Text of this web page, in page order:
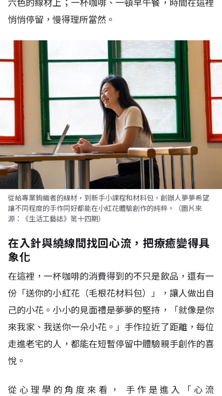
六色的線材上；一杯咖啡、一頓早午餐，時間在這裡
悄悄停留，慢得理所當然。
從給專業鉤織者的線材，到新手小課程和材料包，創辦人夢夢希望
讓不同程度的手作同好都能在小紅花體驗創作的純粹。（圖片來
源：《生活工藝誌》第十四期）
在入針與繞線間找回心流，把療癒變得具
象化
在這裡，一杯咖啡的消費得到的不只是飲品，還有一
份「送你的小紅花（毛根花材料包）」，讓人做出自
己的小花。小小的見面禮是夢夢的堅持，「就像是你
來我家、我送你一朵小花。」手作拉近了距離，每位
走進老宅的人，都能在短暫停留中體驗親手創作的喜
悅。
從心理學的角度來看， 手作是進入「心流